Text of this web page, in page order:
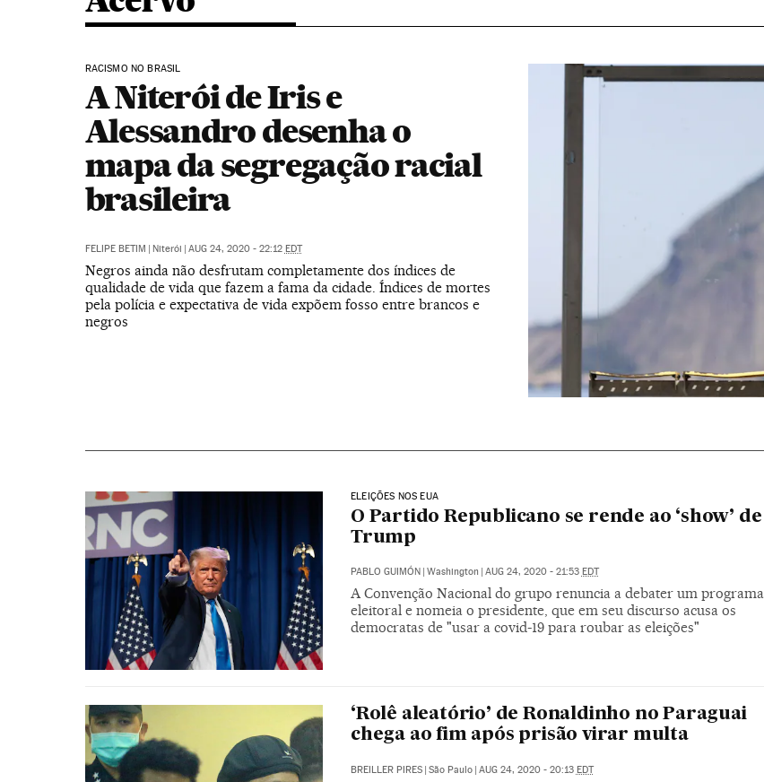
RACISMO NO BRASIL
A Niterói de Iris e
Alessandro desenha o
mapa da segregação racial
brasileira
FELIPE BETIM | Niterói | AUG 24, 2020 - 22:12 EDT
Negros ainda não desfrutam completamente dos índices de
qualidade de vida que fazem a fama da cidade. Índices de mortes
pela polícia e expectativa de vida expõem fosso entre brancos e
negros
ELEIÇÕES NOS EUA
O Partido Republicano se rende ao ‘show’ de
Trump
PABLO GUIMÓN | Washington | AUG 24, 2020 - 21:53 EDT
A Convenção Nacional do grupo renuncia a debater um programa
eleitoral e nomeia o presidente, que em seu discurso acusa os
democratas de "usar a covid-19 para roubar as eleições"
‘Rolê aleatório’ de Ronaldinho no Paraguai
chega ao fim após prisão virar multa
BREILLER PIRES São Paulo AUG 24, 2020 - 20:13 EDT